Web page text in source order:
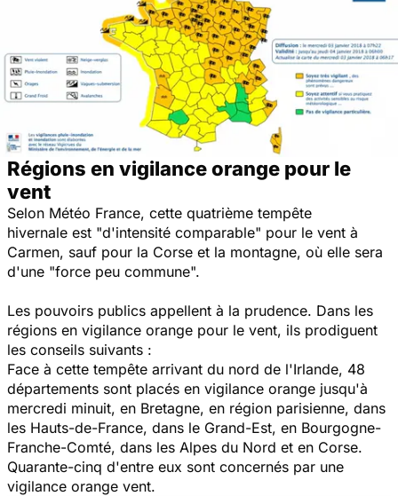
Régions en vigilance orange pour le
vent
Selon Météo France, cette quatrième tempête
hivernale est "d'intensité comparable" pour le vent à
Carmen, sauf pour la Corse et la montagne, où elle sera
d'une "force peu commune".
Les pouvoirs publics appellent à la prudence. Dans les
régions en vigilance orange pour le vent, ils prodiguent
les conseils suivants :
Face à cette tempête arrivant du nord de l'Irlande, 48
départements sont placés en vigilance orange jusqu'à
mercredi minuit, en Bretagne, en région parisienne, dans
les Hauts-de-France, dans le Grand-Est, en Bourgogne-
Franche-Comté, dans les Alpes du Nord et en Corse.
Quarante-cinq d'entre eux sont concernés par une
vigilance orange vent.